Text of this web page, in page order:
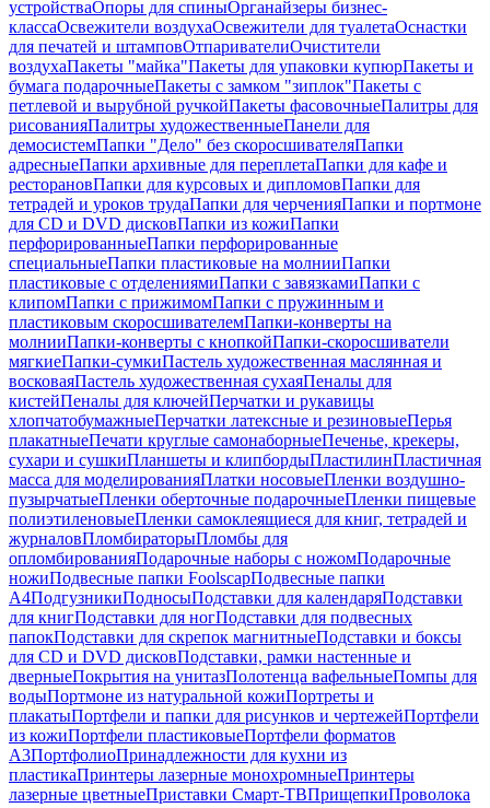
устройстваОпоры для спиныОрганайзеры бизнес-
классаОсвежители воздухаОсвежители для туалетаОснастки
для печатей и штамповОтпаривателиОчистители
воздухаПакеты "майка"Пакеты для упаковки купюрПакеты и
бумага подарочныеПакеты с замком "зиплок"Пакеты с
петлевой и вырубной ручкойПакеты фасовочныеПалитры для
рисованияПалитры художественныеПанели для
демосистемПапки "Дело" без скоросшивателяПапки
адресныеПапки архивные для переплетаПапки для кафе и
ресторановПапки для курсовых и дипломовПапки для
тетрадей и уроков трудаПапки для черченияПапки и портмоне
для CD и DVD дисковПапки из кожиПапки
перфорированныеПапки перфорированные
специальныеПапки пластиковые на молнииПапки
пластиковые с отделениямиПапки с завязкамиПапки с
клипомПапки с прижимомПапки с пружинным и
пластиковым скоросшивателемПапки-конверты на
молнииПапки-конверты с кнопкойПапки-скоросшиватели
мягкиеПапки-сумкиПастель художественная маслянная и
восковаяПастель художественная сухаяПеналы для
кистейПеналы для ключейПерчатки и рукавицы
хлопчатобумажныеПерчатки латексные и резиновыеПерья
плакатныеПечати круглые самонаборныеПеченье, крекеры,
сухари и сушкиПланшеты и клипбордыПластилинПластичная
масса для моделированияПлатки носовыеПленки воздушно-
пузырчатыеПленки оберточные подарочныеПленки пищевые
полиэтиленовыеПленки самоклеящиеся для книг, тетрадей и
журналовПломбираторыПломбы для
опломбированияПодарочные наборы с ножомПодарочные
ножиПодвесные папки FoolscapПодвесные папки
А4ПодгузникиПодносыПодставки для календаряПодставки
для книгПодставки для ногПодставки для подвесных
папокПодставки для скрепок магнитныеПодставки и боксы
для CD и DVD дисковПодставки, рамки настенные и
дверныеПокрытия на унитазПолотенца вафельныеПомпы для
водыПортмоне из натуральной кожиПортреты и
плакатыПортфели и папки для рисунков и чертежейПортфели
из кожиПортфели пластиковыеПортфели форматов
А3ПортфолиоПринадлежности для кухни из
пластикаПринтеры лазерные монохромныеПринтеры
лазерные цветныеПриставки Смарт-ТВПрищепкиПроволока